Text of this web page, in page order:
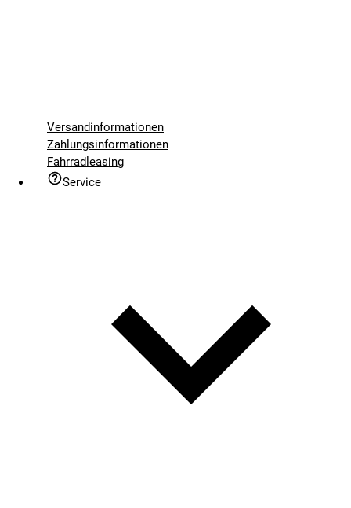
Versandinformationen
Zahlungsinformationen
Fahrradleasing
Service